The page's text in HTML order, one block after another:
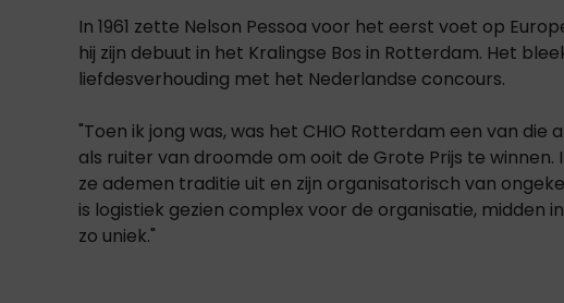
In 1961 zette Nelson Pessoa voor het eerst voet op
hij zijn debuut in het Kralingse Bos in Rotterdam. Het
liefdesverhouding met het Nederlandse concours.
"Toen ik jong was, was het CHIO Rotterdam een van die
als ruiter van droomde om ooit de Grote Prijs te winnen.
ze ademen traditie uit en zijn organisatorisch van
is logistiek gezien complex voor de organisatie, midden
zo uniek."